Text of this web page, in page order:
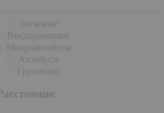
Легковые
Внедорожники
Микроавтобусы
Автобусы
Грузовики